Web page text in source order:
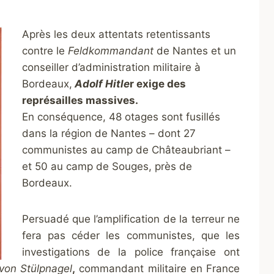
Après les deux attentats retentissants
contre le Feldkommandantde Nantes et un
conseiller d’administration militaire à
Bordeaux, Adolf Hitler exige des
représailles massives.
En conséquence, 48 otages sont fusillés
dans la région de Nantes – dont 27
communistes au camp de Châteaubriant –
et 50 au camp de Souges, près de
Bordeaux.
Persuadé que l’amplification de la terreur ne
fera pas céder les communistes, que les
investigations de la police française ont
Stülpnagel, commandant militaire en France